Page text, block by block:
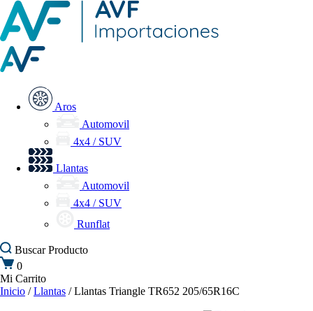
Aros
Automovil
4x4 / SUV
Llantas
Automovil
4x4 / SUV
Runflat
BuscarProducto
0
Mi Carrito
Inicio /Llantas / Llantas Triangle TR652 205/65R16C